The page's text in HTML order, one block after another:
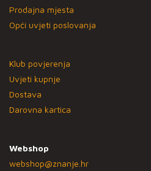
Prodajna mjesta
Opći uvjeti poslovanja
Klub povjerenja
Uvjeti kupnje
Dostava
Darovna kartica
Webshop
webshop@znanje.hr